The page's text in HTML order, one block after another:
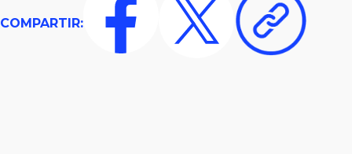
COMPARTIR: